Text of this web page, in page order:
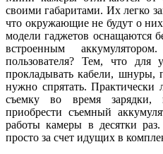
своими габаритами. Их легко
что окружающие не будут о
модели гаджетов оснащаются
встроенным
пользователя? Тем, что
прокладывать кабели, шнуры,
нужно спрятать. Практически
съемку во время зарядки,
приобрести съемный
работы камеры в десятки
просто за счет идущих в